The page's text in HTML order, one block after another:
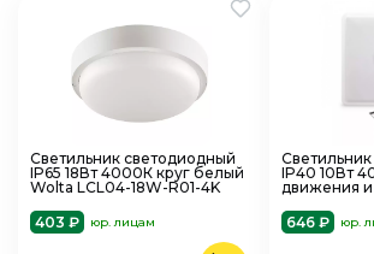
Светильник светодиодный
IP65 18Вт 4000К круг белый
Wolta LCL04-18W-R01-4K
403 ₽
юр. лицам
IP40 10Вт
движения
646 ₽
юр.